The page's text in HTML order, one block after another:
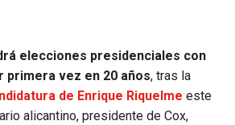
elecciones presidenciales con
primera vez en 20 años, tras la
de Enrique Riquelme este
alicantino, presidente de Cox,